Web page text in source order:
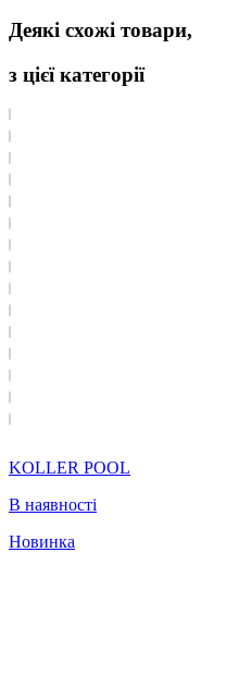
Деякі схожі товари,
з цієї категорії
KOLLER POOL
В наявності
Новинка